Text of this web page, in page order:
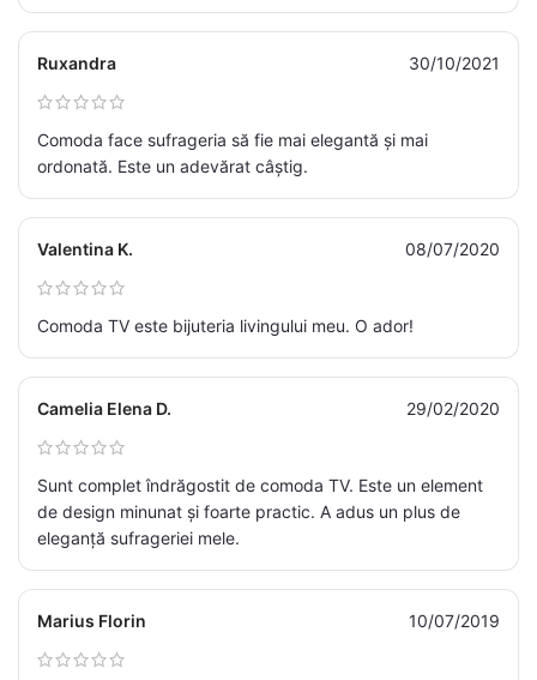
Ruxandra 30/10/2021
Comoda face sufrageria să fie mai elegantă și mai
ordonată. Este un adevărat câștig.
Valentina K. 08/07/2020
Comoda TV este bijuteria livingului meu. O ador!
Camelia Elena D. 29/02/2020
Sunt complet îndrăgostit de comoda TV. Este un element
de design minunat și foarte practic. A adus un plus de
eleganță sufrageriei mele.
Marius Florin 10/07/2019